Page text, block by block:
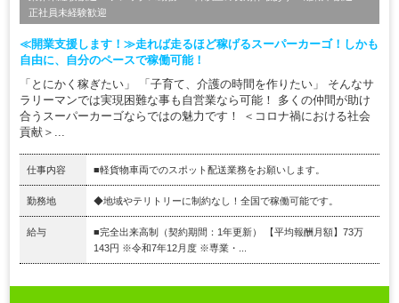
正社員未経験歓迎
≪開業支援します！≫走れば走るほど稼げるスーパーカーゴ！しかも
自由に、自分のペースで稼働可能！
「とにかく稼ぎたい」 「子育て、介護の時間を作りたい」 そんなサ
ラリーマンでは実現困難な事も自営業なら可能！ 多くの仲間が助け
合うスーパーカーゴならではの魅力です！ ＜コロナ禍における社会
貢献＞...
仕事内容 ■軽貨物車両でのスポット配送業務をお願いします。
勤務地 ◆地域やテリトリーに制約なし！全国で稼働可能です。
給与
■完全出来高制（契約期間：1年更新） 【平均報酬月額】73万
143円 ※令和7年12月度 ※専業・...